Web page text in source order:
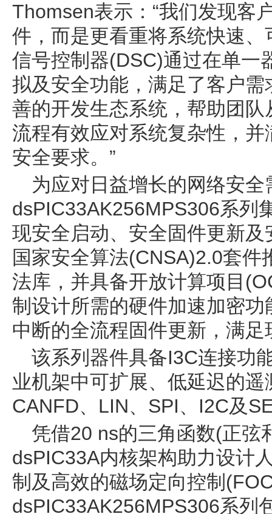
Thomsen表示：“我们发现客
件，而是更看重将系统快速
信号控制器(DSC)通过在单一
拟及安全功能，满足了客户
善的开发生态系统，帮助团
流程有效应对系统复杂性，
安全要求。”
为应对日益增长的网络安全
dsPIC33AK256MPS306系列
现安全启动、安全固件更新
国家安全算法(CNSA)2.0套
法库，并具备开放计算项目
制设计所需的硬件加速加密
中断的全流程固件更新，满
该系列器件具备I3C连接功
业机架中可扩展、低延迟的
CANFD、LIN、SPI、I2C及
凭借20 ns的三角函数(正弦
dsPIC33A内核架构助力设计
制及高效的磁场定向控制
dsPIC33AK256MPS306系列